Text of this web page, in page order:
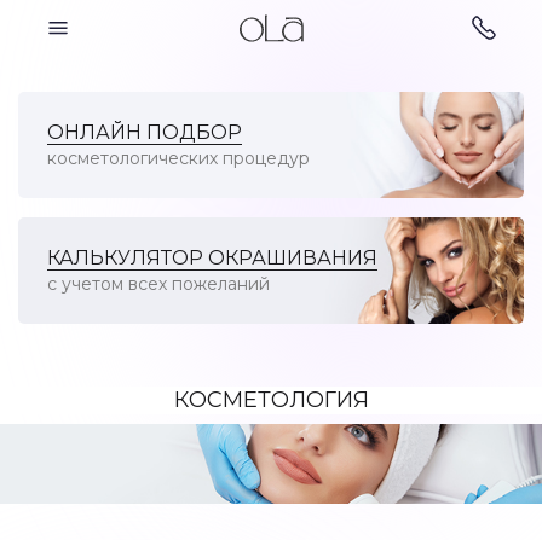
Ногтевой сервис Подология
ОНЛАЙН ПОДБОР
косметологических процедур
КАЛЬКУЛЯТОР ОКРАШИВАНИЯ
с учетом всех пожеланий
КОСМЕТОЛОГИЯ